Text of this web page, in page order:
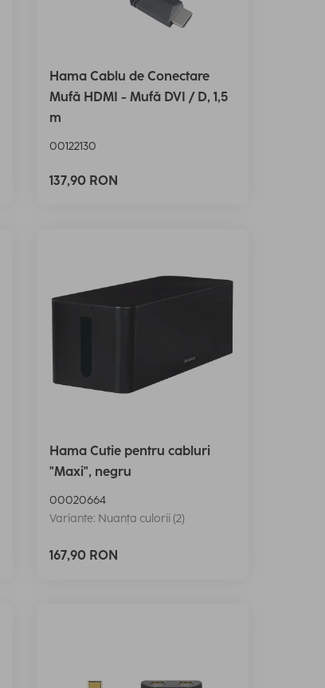
Hama Cablu de Conectare
Mufă HDMI - Mufă DVI / D, 1,5
m
00122130
137,90 RON
Hama Cutie pentru cabluri
"Maxi", negru
00020664
Variante: Nuanța culorii (2)
167,90 RON